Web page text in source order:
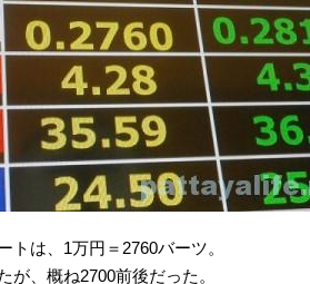
トは、1万円＝2760バーツ。
が、概ね2700前後だった。